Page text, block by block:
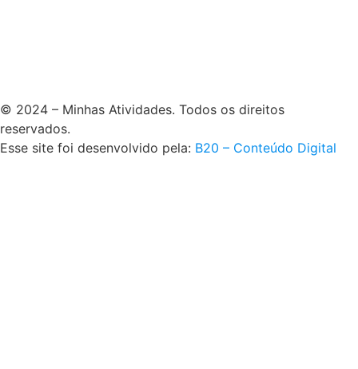
© 2024 – Minhas Atividades. Todos os direitos
reservados.
Esse site foi desenvolvido pela: B20 – Conteúdo Digital